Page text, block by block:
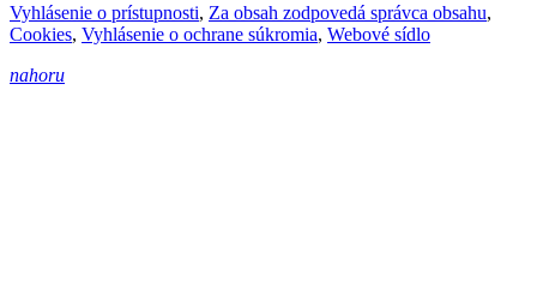
Vyhlásenie o prístupnosti, Za obsah zodpovedá správca obsahu,
Cookies, Vyhlásenie o ochrane súkromia, Webové sídlo
nahoru